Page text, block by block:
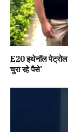
E20 इथेनॉल
चुरा रहे पैसे’